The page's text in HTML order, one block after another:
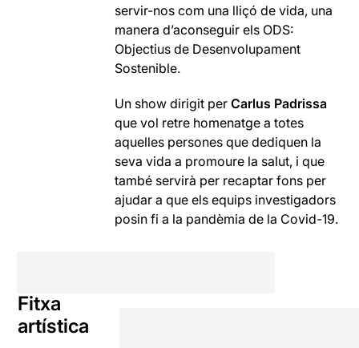
servir-nos com una lliçó de vida, una
manera d’aconseguir els ODS:
Objectius de Desenvolupament
Sostenible.
Un show dirigit perCarlus Padrissa
que vol retre homenatge a totes
aquelles persones que dediquen la
seva vida a promoure la salut, i que
també servirà per recaptar fons per
ajudar a que els equips investigadors
posin fi a la pandèmia de la Covid-19.
Fitxa
artística